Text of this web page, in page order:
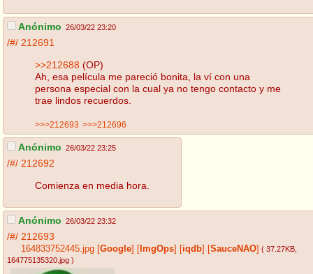
Anónimo 26/03/22 23:20
/#/ 212691
>>212688 (OP)
Ah, esa película me pareció bonita, la ví con una
persona especial con la cual ya no tengo contacto y me
trae lindos recuerdos.
>>>212693 >>>212696
Anónimo 26/03/22 23:25
/#/ 212692
Comienza en media hora.
Anónimo 26/03/22 23:32
/#/ 212693
164833752445.jpg Google ImgOps iqdb SauceNAO ( 37.27KB
164775135320.jpg )